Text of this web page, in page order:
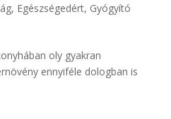
, Egészségedért, Gyógyító
oly gyakran
ennyiféle dologban is